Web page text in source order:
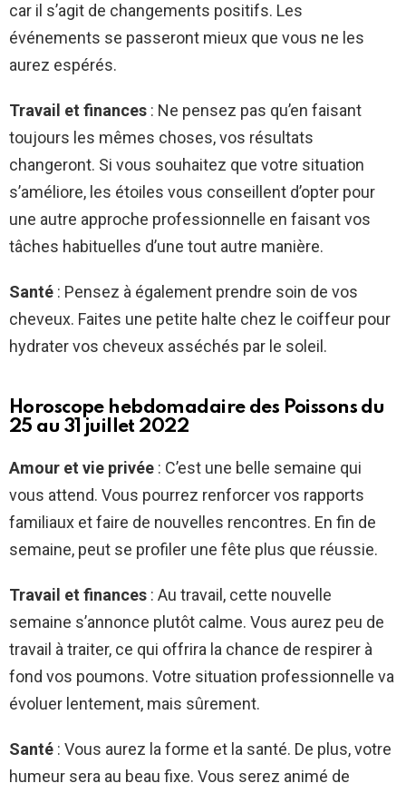
car il s’agit de changements positifs. Les
événements se passeront mieux que vous ne les
aurez espérés.
Travail et finances : Ne pensez pas qu’en faisant
toujours les mêmes choses, vos résultats
changeront. Si vous souhaitez que votre situation
s’améliore, les étoiles vous conseillent d’opter pour
une autre approche professionnelle en faisant vos
tâches habituelles d’une tout autre manière.
Santé : Pensez à également prendre soin de vos
cheveux. Faites une petite halte chez le coiffeur pour
hydrater vos cheveux asséchés par le soleil.
Horoscope hebdomadaire des Poissons du
25 au 31 juillet 2022
Amour et vie privée : C’est une belle semaine qui
vous attend. Vous pourrez renforcer vos rapports
familiaux et faire de nouvelles rencontres. En fin de
semaine, peut se profiler une fête plus que réussie.
Travail et finances : Au travail, cette nouvelle
semaine s’annonce plutôt calme. Vous aurez peu de
travail à traiter, ce qui offrira la chance de respirer à
fond vos poumons. Votre situation professionnelle va
évoluer lentement, mais sûrement.
Santé : Vous aurez la forme et la santé. De plus, votre
humeur sera au beau fixe. Vous serez animé de